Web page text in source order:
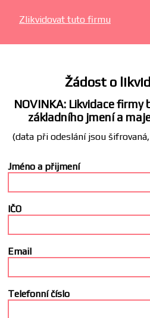
Zlikvidovat tuto firmu
Žádost o
NOVINKA: Likvidace
základního jmení a
(data při odeslání jsou
Jméno a přijmení
IČO
Email
Telefonní číslo